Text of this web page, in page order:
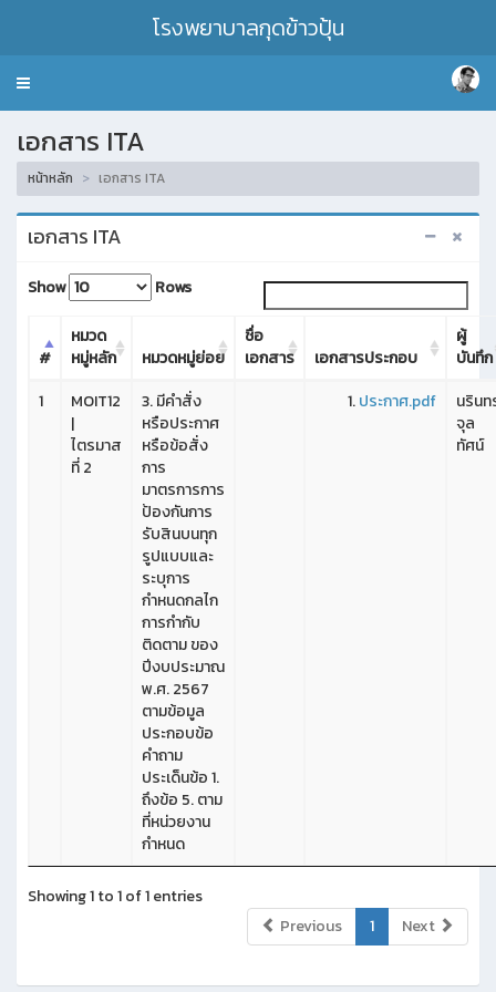
โรงพยาบาลกุดข้าวปุ้น
Toggle
เอกสาร ITA
หน้าหลัก เอกสาร ITA
เอกสาร ITA
Show Rows
#
หมวด
หมู่หลัก
หมวดหมู่ย่อย
ชื่อ
เอกสาร
เอกสารประกอบ
ผู้
บันทึก
1
MOIT12
|
ไตรมาส
ที่ 2
3. มีคำสั่ง
หรือประกาศ
หรือข้อสั่ง
การ
มาตรการการ
ป้องกันการ
รับสินบนทุก
รูปแบบและ
ระบุการ
กำหนดกลไก
การกำกับ
ติดตาม ของ
ปีงบประมาณ
พ.ศ. 2567
ตามข้อมูล
ประกอบข้อ
คำถาม
ประเด็นข้อ 1.
ถึงข้อ 5. ตาม
ที่หน่วยงาน
กำหนด
ประกาศ.pdf
นรินท
จุล
ทัศน์
Showing 1 to 1 of 1 entries
Previous
1 Next